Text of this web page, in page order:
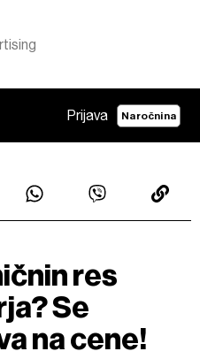
Prijava Naročnina
res
Se
na cene!